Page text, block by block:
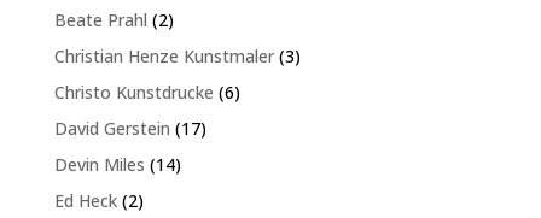
Beate Prahl 22
Produkte
Christian Henze Kunstmaler 33
Christo Kunstdrucke 66
David Gerstein 1717
Devin Miles 1414
Ed Heck 22